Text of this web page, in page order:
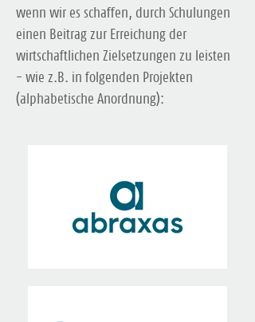
wenn wir es schaffen, durch Schulungen
einen Beitrag zur Erreichung der
wirtschaftlichen Zielsetzungen zu leisten
- wie z.B. in folgenden Projekten
(alphabetische Anordnung):